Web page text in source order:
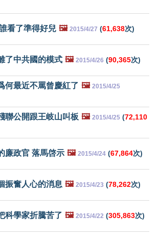
看了準得好兒 🖼️ 2015/4/27 (61,638次)
了中共國的模式 🖼️ 2015/4/26 (90,365次)
何最近不罵曾慶紅了 🖼️ 2015/4/25
聯公開跟王岐山叫板 🖼️ 2015/4/25 (72,110
廉政官 落馬啓示 🖼️ 2015/4/24 (67,864次)
振奮人心的消息 🖼️ 2015/4/23 (78,262次)
科學家折騰苦了 🖼️ 2015/4/22 (305,863次)